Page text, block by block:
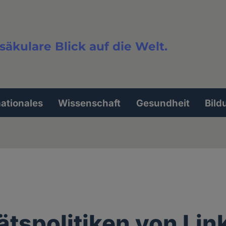
Blick auf die Welt.
Wissenschaft Gesundheit